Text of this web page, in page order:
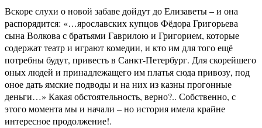
Вскоре слухи о новой забаве дойдут до Елизаветы – и она
распорядится: «…ярославских купцов Фёдора Григорьева
сына Волкова с братьями Гаврилою и Григорием, которые
содержат театр и играют комедии, и кто им для того ещё
потребны будут, привесть в Санкт-Петербург. Для скорейшего
оных людей и принадлежащего им платья сюда привозу, под
оное дать ямские подводы и на них из казны прогонные
деньги…» Какая обстоятельность, верно?.. Собственно, с
этого момента мы и начали – но история имела крайне
интересное продолжение!.